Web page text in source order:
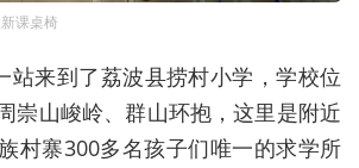
课桌椅
站来到了荔波县捞村小学，学校位
崇山峻岭、群山环抱，这里是附近
村寨300多名孩子们唯一的求学所